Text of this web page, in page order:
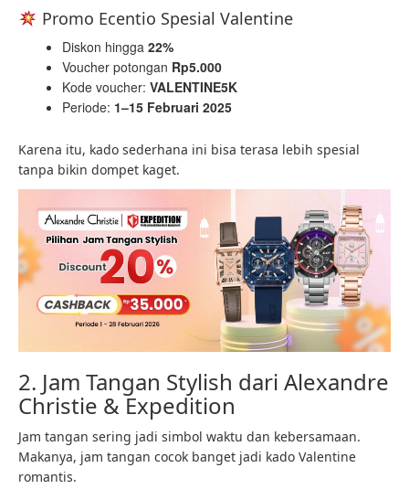
Promo Ecentio Spesial Valentine
Diskon hingga 22%
Voucher potongan Rp5.000
Kode voucher: VALENTINE5K
Periode: 1–15 Februari 2025
Karena itu, kado sederhana ini bisa terasa lebih spesial
tanpa bikin dompet kaget.
2. Jam Tangan Stylish dari Alexandre
Christie & Expedition
Jam tangan sering jadi simbol waktu dan kebersamaan.
Makanya, jam tangan cocok banget jadi kado Valentine
romantis.